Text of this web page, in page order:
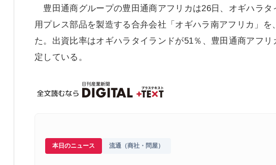
豊田通商グループの豊田通商アフリカは26日、オギハラ
用プレス部品を製造する合弁会社「オギハラ南アフリカ」
た。出資比率はオギハラタイランドが51％、豊田通商アフ
定している。
本日のニュース 流通（商社・問屋）